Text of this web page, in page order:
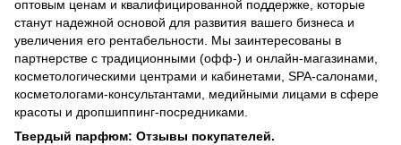
оптовым ценам и квалифицированной поддержке, которые
станут надежной основой для развития вашего бизнеса и
увеличения его рентабельности. Мы заинтересованы в
партнерстве с традиционными (офф-) и онлайн-магазинами,
косметологическими центрами и кабинетами, SPA-салонами,
косметологами-консультантами, медийными лицами в сфере
красоты и дропшиппинг-посредниками.
Твердый парфюм: Отзывы покупателей.